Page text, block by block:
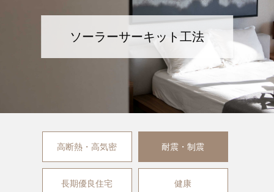
ソーラーサーキット工法
高断熱・高気密 耐震・制震
長期優良住宅 健康